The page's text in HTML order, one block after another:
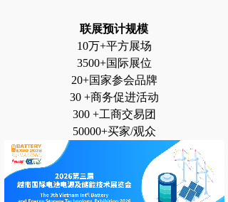
联展预计规模
10万+平方展场
3500+国际展位
20+国家参会品牌
30 +商务促进活动
300 +工商交易团
50000+买家/观众